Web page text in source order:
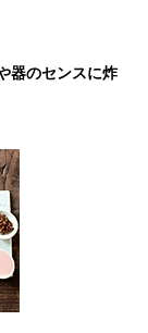
器のセンスに炸